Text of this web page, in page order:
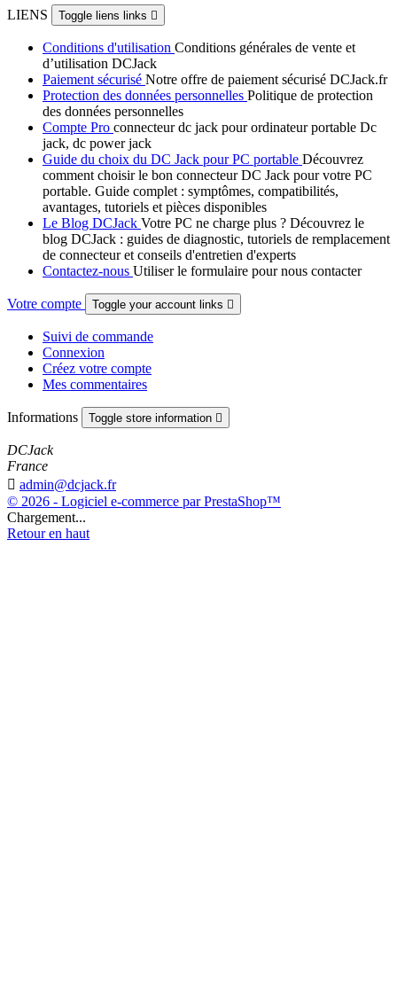
LIENS Toggle liens links 
Conditions d'utilisation Conditions générales de vente et
d’utilisation DCJack
Paiement sécurisé Notre offre de paiement sécurisé DCJack.fr
Protection des données personnelles Politique de protection
des données personnelles
Compte Pro connecteur dc jack pour ordinateur portable Dc
jack, dc power jack
Guide du choix du DC Jack pour PC portable Découvrez
comment choisir le bon connecteur DC Jack pour votre PC
portable. Guide complet : symptômes, compatibilités,
avantages, tutoriels et pièces disponibles
Le Blog DCJack Votre PC ne charge plus ? Découvrez le
blog DCJack : guides de diagnostic, tutoriels de remplacement
de connecteur et conseils d'entretien d'experts
Contactez-nous Utiliser le formulaire pour nous contacter
Votre compte Toggle your account links 
Suivi de commande
Connexion
Créez votre compte
Mes commentaires
Informations Toggle store information 
DCJack
France
 admin@dcjack.fr
© 2026 - Logiciel e-commerce par PrestaShop™
Chargement...
Retour en haut